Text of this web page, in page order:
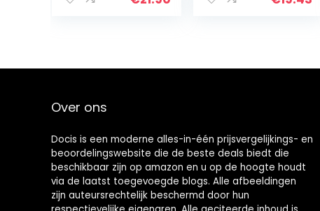
Over ons
Docis is een moderne alles-in-één prijsvergelijkings- en
beoordelingswebsite die de beste deals biedt die
beschikbaar zijn op amazon en u op de hoogte houdt
via de laatst toegevoegde blogs. Alle afbeeldingen
zijn auteursrechtelijk beschermd door hun